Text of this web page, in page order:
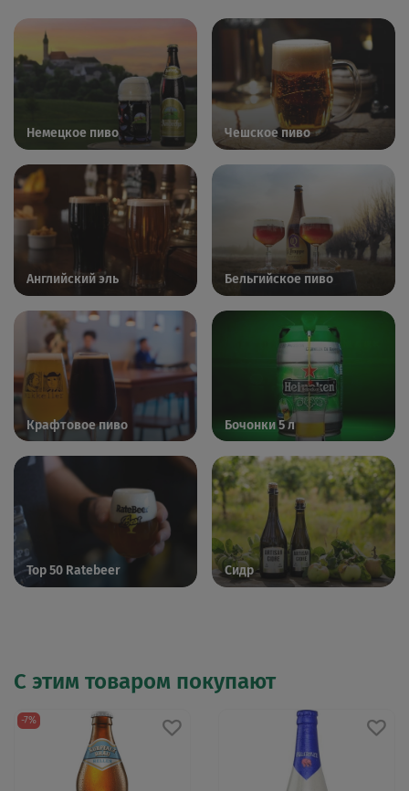
Немецкое пиво Чешское пиво
Английский эль Бельгийское пиво
Крафтовое пиво Бочонки 5 л
Top 50 Ratebeer Сидр
С этим товаром покупают
-7%